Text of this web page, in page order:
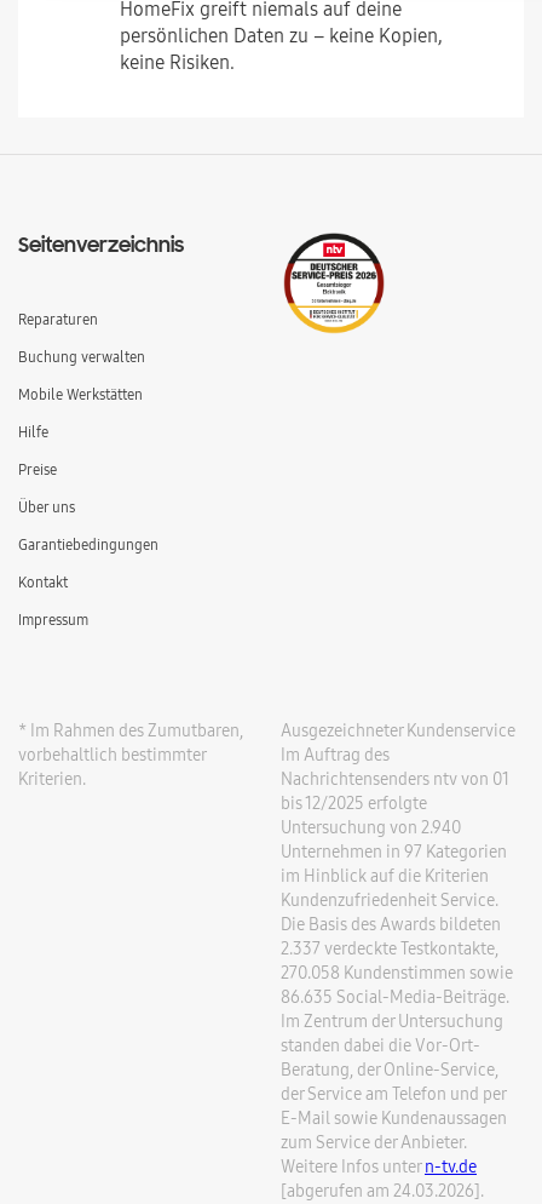
HomeFix greift niemals auf deine
persönlichen Daten zu – keine Kopien,
keine Risiken.
Seitenverzeichnis
Reparaturen
Buchung verwalten
Mobile Werkstätten
Hilfe
Preise
Über uns
Garantiebedingungen
Kontakt
Impressum
* Im Rahmen des Zumutbaren,
vorbehaltlich bestimmter
Kriterien.
Ausgezeichneter Kundenservice
Im Auftrag des
Nachrichtensenders ntv von 01
bis 12/2025 erfolgte
Untersuchung von 2.940
Unternehmen in 97 Kategorien
im Hinblick auf die Kriterien
Kundenzufriedenheit Service.
Die Basis des Awards bildeten
2.337 verdeckte Testkontakte,
270.058 Kundenstimmen sowie
86.635 Social-Media-Beiträge.
Im Zentrum der Untersuchung
standen dabei die Vor-Ort-
Beratung, der Online-Service,
der Service am Telefon und per
E-Mail sowie Kundenaussagen
zum Service der Anbieter.
Weitere Infos untern-tv.de
[abgerufen am 24.03.2026].